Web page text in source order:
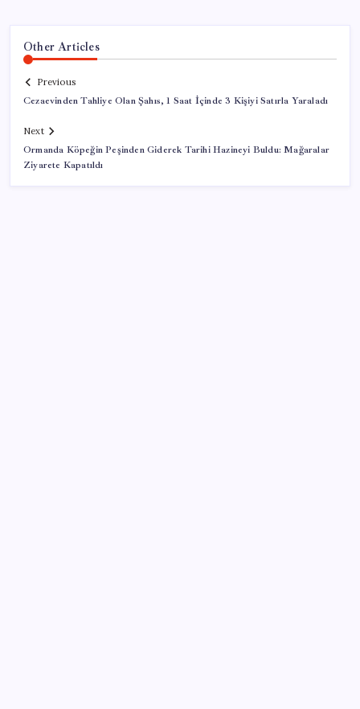
Other Articles
Previous
Cezaevinden Tahliye Olan Şahıs, 1 Saat İçinde 3 Kişiyi Satırla Yaraladı
Next
Ormanda Köpeğin Peşinden Giderek Tarihi Hazineyi Buldu: Mağaralar
Ziyarete Kapatıldı